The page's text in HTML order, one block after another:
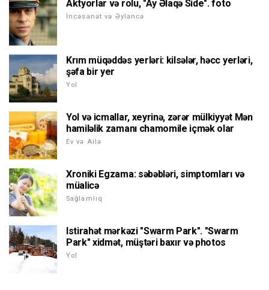
Aktyorlar və rolu, "Ay Əlaqə Side". foto
İncəsənət və Əyləncə
Krım müqəddəs yerləri: kilsələr, həcc yerləri,
şəfa bir yer
Yol
Yol və icmallar, xeyrinə, zərər mülkiyyət Mən
hamiləlik zamanı chamomile içmək olar
Ev və Ailə
Xroniki Egzama: səbəbləri, simptomları və
müalicə
Sağlamlıq
Istirahət mərkəzi "Swarm Park". "Swarm
Park" xidmət, müştəri baxır və photos
Yol